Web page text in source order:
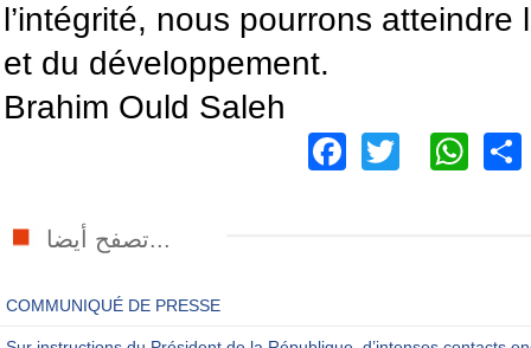
l’intégrité, nous pourrons
et du développement.
Brahim Ould Saleh
Facebook
Twitter
تصفح أيضا...
COMMUNIQUÉ DE PRESSE